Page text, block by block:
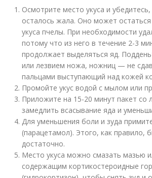
Осмотрите место укуса и
осталось жала. Оно может
укуса пчелы. При необходимости
потому что из него в течение 2-3
продолжает выделяться яд.
или лезвием ножа, ножниц — не
пальцами выступающий над кожей
Промойте укус водой с мылом или
Приложите на 15-20 минут пакет со
замедлить всасывание яда и
Для уменьшения боли и зуда
(парацетамол). Этого, как правило,
достаточно.
Место укуса можно смазать мазью
содержащим кортикостероидные